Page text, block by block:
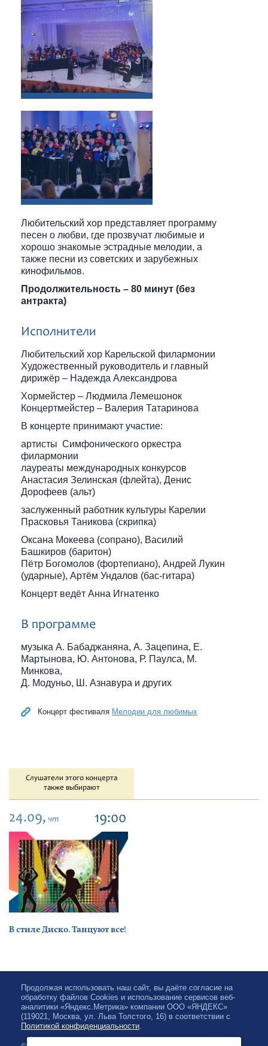
Любительский хор представляет программу
песен о любви, где прозвучат любимые и
хорошо знакомые эстрадные мелодии, а
также песни из советских и зарубежных
кинофильмов.
Продолжительность – 80 минут (без
антракта)
Исполнители
Любительский хор Карельской филармонии
Художественный руководитель и главный
дирижёр – Надежда Александрова
Хормейстер – Людмила Лемешонок
Концертмейстер – Валерия Татаринова
В концерте принимают участие:
артисты Симфонического оркестра
филармонии
лауреаты международных конкурсов
Анастасия Зелинская (флейта), Денис
Дорофеев (альт)
заслуженный работник культуры Карелии
Прасковья Таникова (скрипка)
Оксана Мокеева (сопрано), Василий
Башкиров (баритон)
Пётр Богомолов (фортепиано), Андрей Лукин
(ударные), Артём Ундалов (бас-гитара)
Концерт ведёт Анна Игнатенко
В программе
музыка А. Бабаджаняна, А. Зацепина, Е.
Мартынова, Ю. Антонова, Р. Паулса, М.
Минкова,
Д. Модуньо, Ш. Азнавура и других
Концерт фестиваля Мелодии для любимых
Слушатели этого концерта
также выбирают
24.09, чт 19:00
В стиле Диско. Танцуют все!
Продолжая использовать наш сайт, вы даёте согласие на
обработку файлов Cookies и использование сервисов веб-
аналитики «Яндекс.Метрика» компании ООО «ЯНДЕКС»
(119021, Москва, ул. Льва Толстого, 16) в соответствии с
Политикой конфиденциальности